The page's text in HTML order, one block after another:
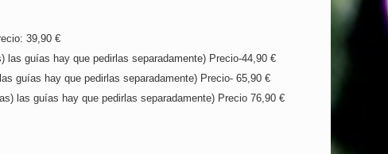
39,90 €
guías hay que pedirlas separadamente) Precio-44,90 €
guías hay que pedirlas separadamente) Precio- 65,90 €
las guías hay que pedirlas separadamente) Precio 76,90 €